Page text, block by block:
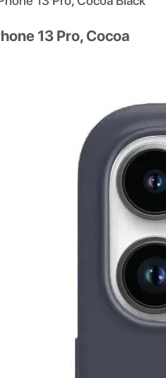
13 Pro, Cocoa